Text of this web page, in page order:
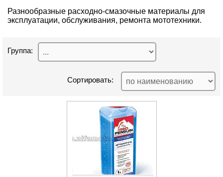
Разнообразные расходно-смазочные материалы для
эксплуатации, обслуживания, ремонта мототехники.
Группа:
Сортировать: